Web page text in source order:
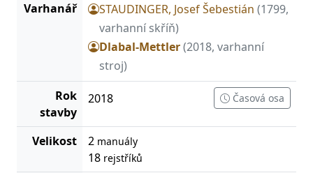
Varhanář STAUDINGER, Josef Šebestián (1799,
varhanní skříň)
Dlabal-Mettler(2018, varhanní
stroj)
Rok
stavby
2018 Časová osa
Velikost 2 manuály
18 rejstříků